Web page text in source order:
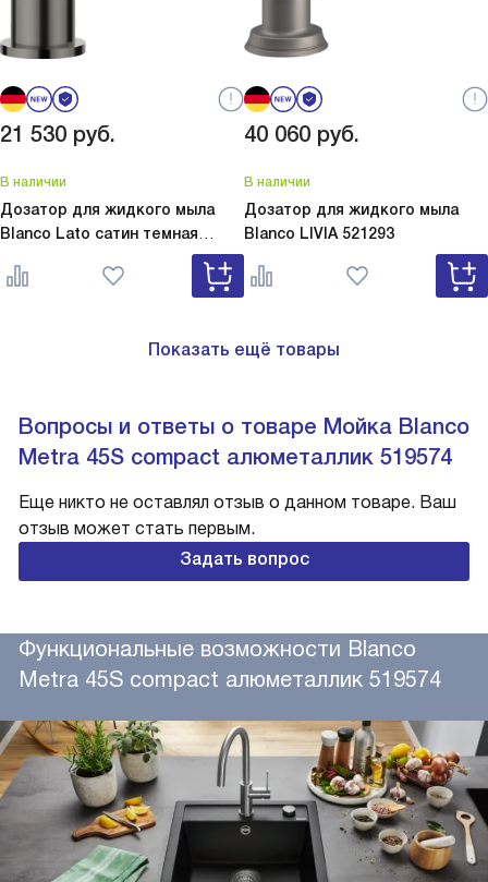
21 530 руб.
В наличии
Дозатор для жидкого мыла
Blanco Lato сатин темная
Lato сатин темная сталь
527743
40 060 руб.
В наличии
Дозатор для жидкого мыла
Blanco LIVIA 521293
Показать ещё товары
Вопросы и ответы о товаре Мойка Blanco
Metra 45S compact алюметаллик 519574
Еще никто не оставлял отзыв о данном товаре. Ваш
отзыв может стать первым.
Задать вопрос
Функциональные возможности Blanco
Metra 45S compact алюметаллик 519574